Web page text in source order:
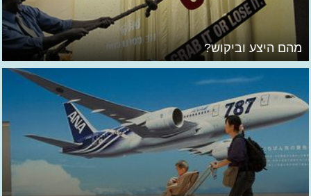
מהם היצע וביקוש?